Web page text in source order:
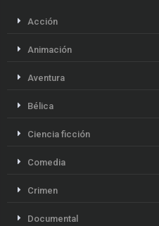
Acción
Animación
Aventura
Bélica
Ciencia ficción
Comedia
Crimen
Documental